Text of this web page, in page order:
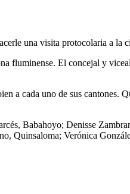
una visita protocolaria a la
fluminense. El concejal y
a cada uno de sus cantones.
Babahoyo; Denisse
Quinsaloma; Verónica